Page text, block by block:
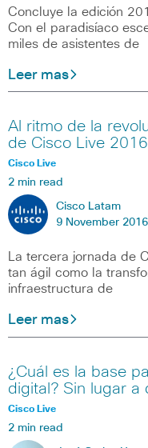
Concluye la edición
Con el paradisíaco
miles de asistentes de
Leer mas
Al ritmo de la
de Cisco Live 2016
Cisco Live
2 min read
Cisco Latam
9 November
La tercera jornada de
tan ágil como la
infraestructura de
Leer mas
¿Cuál es la base
digital? Sin lugar a
Cisco Live
2 min read